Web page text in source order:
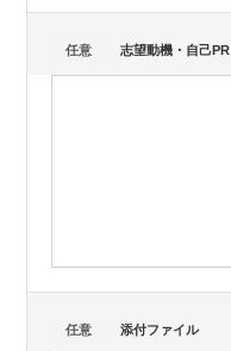
任意 志望動機・自己PR
任意 添付ファイル